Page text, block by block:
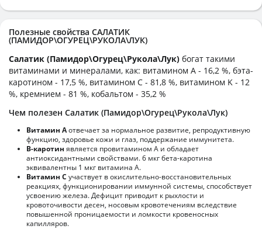
Полезные свойства САЛАТИК
(ПАМИДОР\ОГУРЕЦ\РУКОЛА\ЛУК)
Салатик (Памидор\Огурец\Рукола\Лук) богат такими
витаминами и минералами, как: витамином А - 16,2 %, бэта-
каротином - 17,5 %, витамином C - 81,8 %, витамином K - 12
%, кремнием - 81 %, кобальтом - 35,2 %
Чем полезен Салатик (Памидор\Огурец\Рукола\Лук)
Витамин Аотвечает за нормальное развитие, репродуктивную
функцию, здоровье кожи и глаз, поддержание иммунитета.
В-каротин является провитамином А и обладает
антиоксидантными свойствами. 6 мкг бета-каротина
эквивалентны 1 мкг витамина А.
Витамин С участвует в окислительно-восстановительных
реакциях, функционировании иммунной системы, способствует
усвоению железа. Дефицит приводит к рыхлости и
кровоточивости десен, носовым кровотечениям вследствие
повышенной проницаемости и ломкости кровеносных
капилляров.